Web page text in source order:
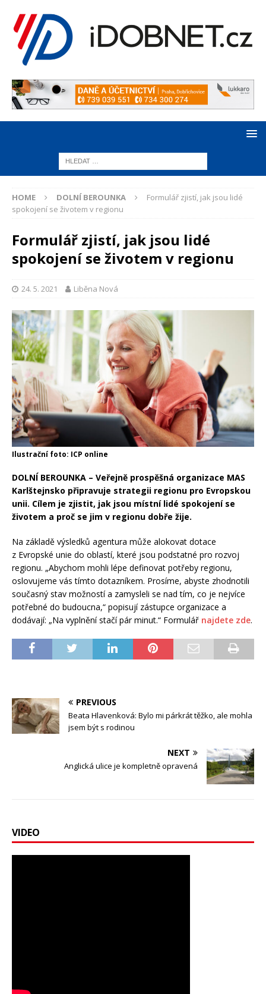
HOME DOLNÍ BEROUNKA
Formulář zjistí, jak jsou lidé
spokojení se životem v regionu
Formulář zjistí, jak jsou lidé
spokojení se životem v regionu
24. 5. 2021 Liběna Nová
Ilustrační foto: ICP online
DOLNÍ BEROUNKA – Veřejně prospěšná organizace MAS
Karlštejnsko připravuje strategii regionu pro Evropskou
unii. Cílem je zjistit, jak jsou místní lidé spokojení se
životem a proč se jim v regionu dobře žije.
Na základě výsledků agentura může alokovat dotace
z Evropské unie do oblastí, které jsou podstatné pro rozvoj
regionu. „Abychom mohli lépe definovat potřeby regionu,
oslovujeme vás tímto dotazníkem. Prosíme, abyste zhodnotili
současný stav možností a zamysleli se nad tím, co je nejvíce
potřebné do budoucna,“ popisují zástupce organizace a
dodávají: „Na vyplnění stačí pár minut.“ Formulář najdete zde.
PREVIOUS
Beata Hlavenková: Bylo mi párkrát těžko, ale mohla
jsem být s rodinou
NEXT
Anglická ulice je kompletně opravená
VIDEO